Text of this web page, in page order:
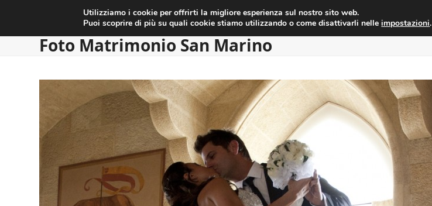
content Foto Matrimonio San Marino
Utilizziamo i cookie per offrirti la migliore esperienza sul nostro sito web.
Puoi scoprire di più su quali cookie stiamo utilizzando o come disattivarli nelleimpostazioni.